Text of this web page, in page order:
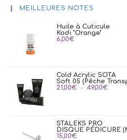
MEILLEURES NOTES
Huile à Cuticule
Kodi "Orange"
6,00€
Cold Acrylic SOTA
Soft 05 (Pêche
21,00€ – 49,00€ Plage
STALEKS PRO
DISQUE PÉDICURE
15,00€